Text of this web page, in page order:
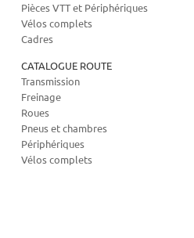
Pièces VTT et Périphériques
Vélos complets
Cadres
CATALOGUE ROUTE
Transmission
Freinage
Roues
Pneus et chambres
Périphériques
Vélos complets